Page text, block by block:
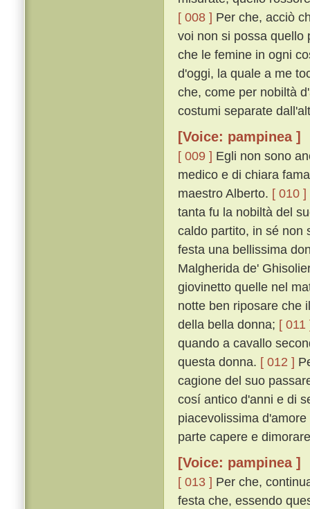
[ 008 ] Per che, acciò
voi non si possa quello
che le femine in ogni
d'oggi, la quale a me
che, come per nobiltà
costumi separate
[Voice: pampinea ]
[ 009 ] Egli non sono
medico e di chiara
maestro Alberto. [ 010 ]
tanta fu la nobiltà del
caldo partito, in sé non
festa una bellissima
Malgherida de'
giovinetto quelle nel
notte ben riposare che
della bella donna; [ 011
quando a cavallo
questa donna. [ 012 ]
cagione del suo
cosí antico d'anni e di
piacevolissima
parte capere e
[Voice: pampinea ]
[ 013 ] Per che,
festa che, essendo